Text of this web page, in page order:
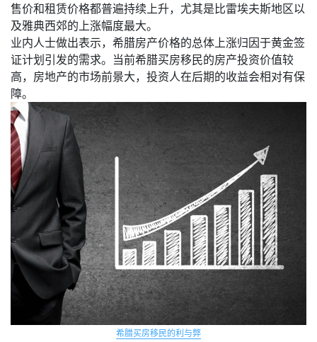
售价和租赁价格都普遍持续上升，尤其是比雷埃夫斯地区以
及雅典西郊的上涨幅度最大。
业内人士做出表示，希腊房产价格的总体上涨归因于黄金签
证计划引发的需求。当前希腊买房移民的房产投资价值较
高，房地产的市场前景大，投资人在后期的收益会相对有保
障。
希腊买房移民的利与弊